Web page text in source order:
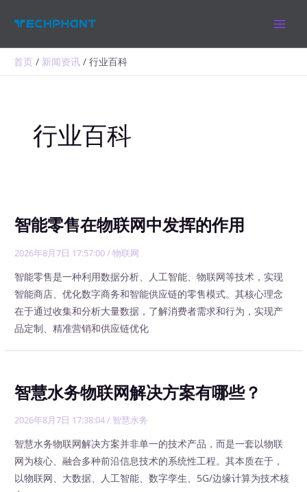
首页 新闻资讯 行业百科
行业百科
智能零售在物联网中发挥的作用
2026年8月7日 17:57:00/物联网
智能零售是一种利用数据分析、人工智能、物联网等技术，实现
智能商店、优化数字商务和智能供应链的零售模式。其核心理念
在于通过收集和分析大量数据，了解消费者需求和行为，实现产
品定制、精准营销和供应链优化
智慧水务物联网解决方案有哪些？
2026年8月7日 17:38:04/ 智慧水务
智慧水务物联网解决方案并非单一的技术产品，而是一套以物联
网为核心、融合多种前沿信息技术的系统性工程。其本质在于，
以物联网、大数据、人工智能、数字孪生、5G/边缘计算为技术核